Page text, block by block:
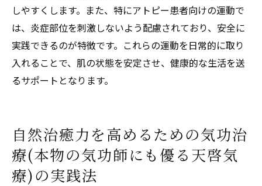
しやすくします。また、特にアトピー患者向けの運動で
は、炎症部位を刺激しないよう配慮されており、安全に
実践できるのが特徴です。これらの運動を日常的に取り
入れることで、肌の状態を安定させ、健康的な生活を送
るサポートとなります。
自然治癒力を高めるための気功治
療(本物の気功師にも優る天啓気
療)の実践法